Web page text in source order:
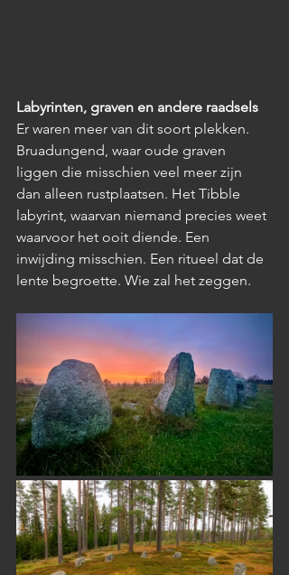
Labyrinten, graven en andere raadsels
Er waren meer van dit soort plekken.
Bruadungend, waar oude graven
liggen die misschien veel meer zijn
dan alleen rustplaatsen. Het Tibble
labyrint, waarvan niemand precies weet
waarvoor het ooit diende. Een
inwijding misschien. Een ritueel dat de
lente begroette. Wie zal het zeggen.